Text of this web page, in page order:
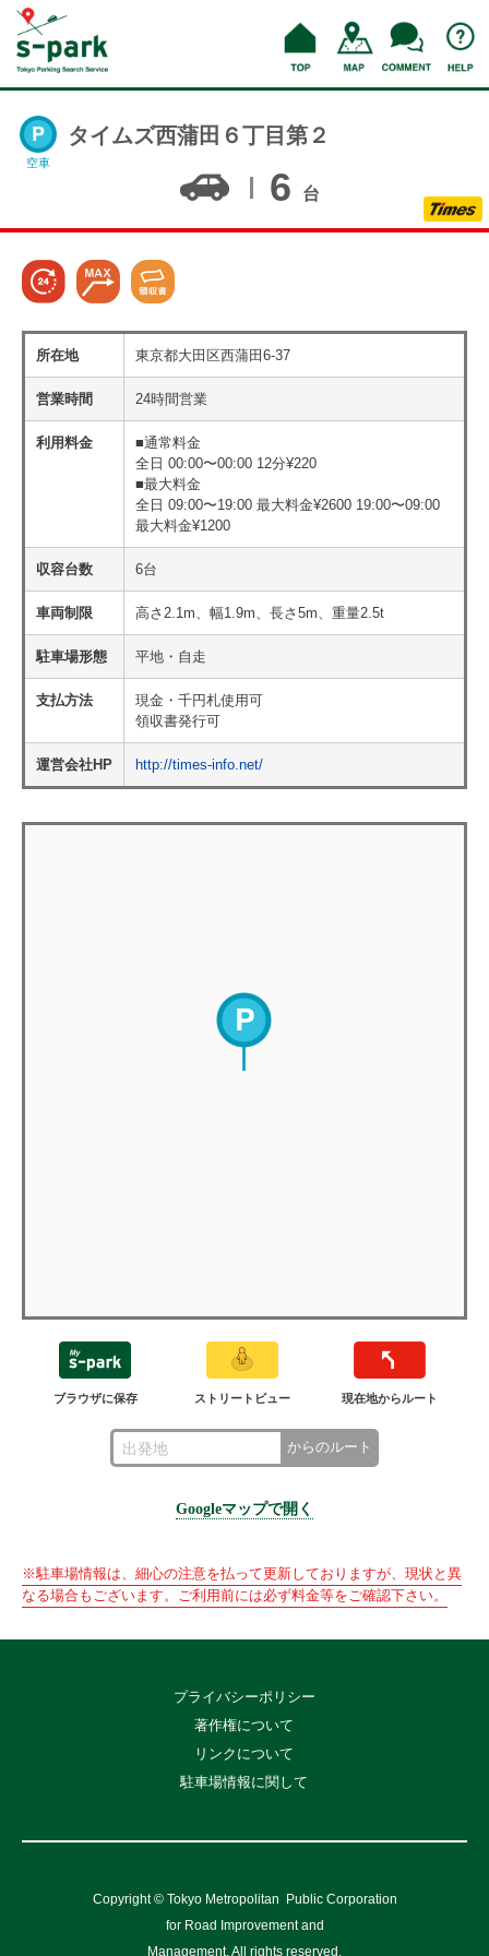
空車
タイムズ西蒲田６丁目第２
6 台
所在地 東京都大田区西蒲田6-37
営業時間 24時間営業
利用料金
■通常料金
全日 00:00〜00:00 12分¥220
■最大料金
全日 09:00〜19:00 最大料金¥2600 19:00〜09:00
最大料金¥1200
収容台数 6台
車両制限 高さ2.1m、幅1.9m、長さ5m、重量2.5t
駐車場形態 平地・自走
支払方法
現金・千円札使用可
領収書発行可
運営会社HP http://times-info.net/
ブラウザに保存 ストリートビュー 現在地からルート
からのルート
Googleマップで開く
※駐車場情報は、細心の注意を払って更新しておりますが、現状と異
なる場合もございます。ご利用前には必ず料金等をご確認下さい。
プライバシーポリシー
著作権について
リンクについて
駐車場情報に関して
Copyright © Tokyo Metropolitan
Public Corporation
for Road Improvement and
Management, All rights reserved.